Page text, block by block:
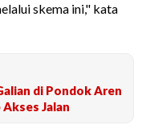
skema ini," kata
di Pondok Aren
Jalan